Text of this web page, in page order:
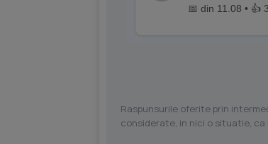
📅 din 11.08 • 👍 3
Raspunsurile oferite prin
considerate, in nici o situatie,